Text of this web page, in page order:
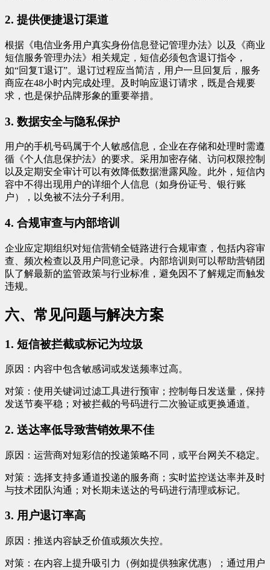
2. 提供便捷退订渠道
根据《电信业务用户真实身份信息登记管理办法》以及《商业
短信服务管理办法》相关规定，短信必须包含退订指令，
如“回复T退订”。退订过程应当简洁，用户一旦回复后，服务
商应在48小时内完成处理。及时响应退订请求，既是合规要
求，也是保护品牌形象的重要举措。
3. 数据安全与隐私保护
用户的手机号码属于个人敏感信息，企业在存储和处理时需遵
循《个人信息保护法》的要求。采用加密存储、访问权限控制
以及定期安全审计可以有效降低数据泄露风险。此外，短信内
容中不得出现用户的详细个人信息（如身份证号、银行账
户），以免被不法分子利用。
4. 合规审查与内部培训
企业应定期组织对短信营销全链路进行合规审查，包括内容审
查、频次检查以及用户同意记录。内部培训则可以帮助营销团
队了解最新的监管政策与行业标准，避免因不了解规定而触发
违规。
六、常见问题与解决方案
1. 短信被拦截或标记为垃圾
原因：内容中包含敏感词或发送频率过高。
对策：使用关键词过滤工具进行预审；控制每日发送量，保持
发送节奏平稳；对被拦截的号码进行二次验证或更换通道。
2. 送达率低导致营销效果不佳
原因：运营商对短彩信的投递策略不同，或平台网关不稳定。
对策：选择支持多通道投递的服务商；实时监控送达率并及时
与技术团队沟通；对长期未送达的号码进行清理或标记。
3. 用户退订率高
原因：推送内容缺乏价值或频次失控。
对策：在内容上提升吸引力（例如提供独家优惠）；通过用户